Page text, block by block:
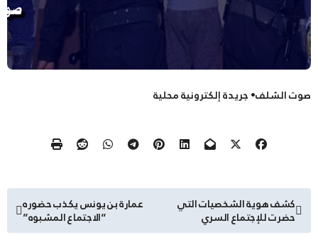
صوت الشلف• جريدة إلكترونية محلية
تصفّح
المقالات
كشف هوية الشخصيات التي
حضرت للإجتماع السري
عمارة بن يونس يكذب حضوره
“الاجتماع المشبوه”